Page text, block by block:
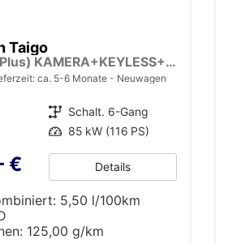
Taigo
Limited (Life Plus) KAMERA+KEYLESS+17'' ALU+LED
ca. 5-6 Monate Neuwagen
Getriebe Schalt. 6-Gang
Leistung 85 kW (116 PS)
€ Details
5,50 l/100km
125,00 g/km